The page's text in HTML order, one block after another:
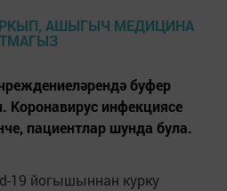
буфер
инфекциясе
пациентлар шунда була.
19 йогышыннан курку